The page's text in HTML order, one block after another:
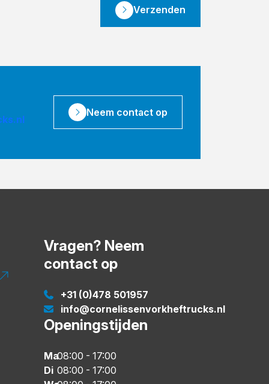
Verzenden
Neem contact op
Vragen? Neem
contact op
+31 (0)478 501957
info@cornelissenvorkheftrucks.nl
Openingstijden
Ma08:00 - 17:00
Di 08:00 - 17:00